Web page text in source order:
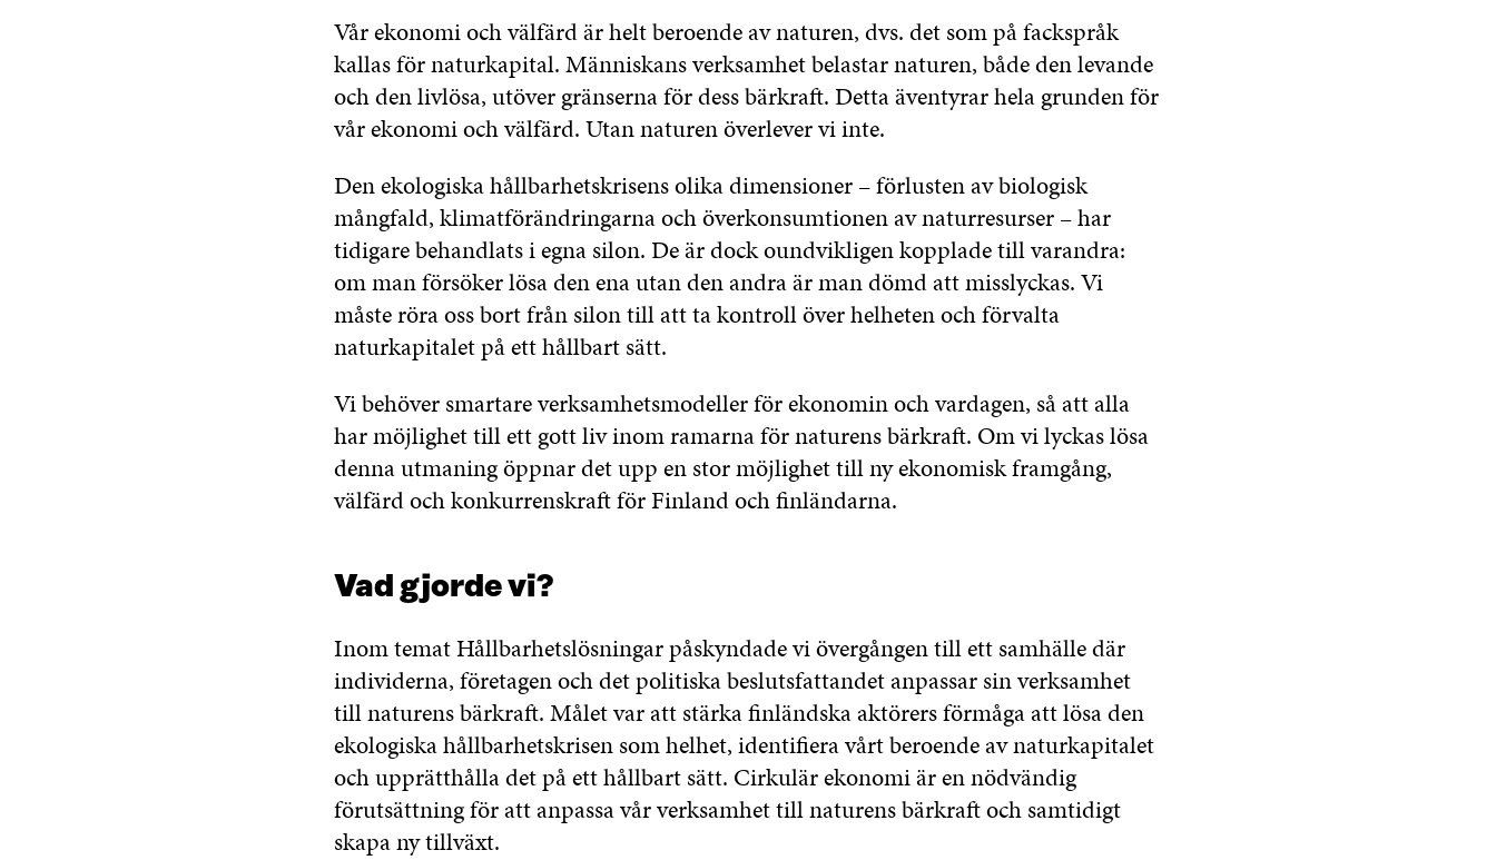
Vår ekonomi och välfärd är helt beroende av naturen, dvs. det som på fackspråk
kallas för naturkapital. Människans verksamhet belastar naturen, både den levande
och den livlösa, utöver gränserna för dess bärkraft. Detta äventyrar hela grunden för
vår ekonomi och välfärd. Utan naturen överlever vi inte.
Den ekologiska hållbarhetskrisens olika dimensioner – förlusten av biologisk
mångfald, klimatförändringarna och överkonsumtionen av naturresurser – har
tidigare behandlats i egna silon. De är dock oundvikligen kopplade till varandra:
om man försöker lösa den ena utan den andra är man dömd att misslyckas. Vi
måste röra oss bort från silon till att ta kontroll över helheten och förvalta
naturkapitalet på ett hållbart sätt.
Vi behöver smartare verksamhetsmodeller för ekonomin och vardagen, så att alla
har möjlighet till ett gott liv inom ramarna för naturens bärkraft. Om vi lyckas lösa
denna utmaning öppnar det upp en stor möjlighet till ny ekonomisk framgång,
välfärd och konkurrenskraft för Finland och finländarna.
Vad gjorde vi?
Inom temat Hållbarhetslösningar påskyndade vi övergången till ett samhälle där
individerna, företagen och det politiska beslutsfattandet anpassar sin verksamhet
till naturens bärkraft. Målet var att stärka finländska aktörers förmåga att lösa den
ekologiska hållbarhetskrisen som helhet, identifiera vårt beroende av naturkapitalet
och upprätthålla det på ett hållbart sätt. Cirkulär ekonomi är en nödvändig
förutsättning för att anpassa vår verksamhet till naturens bärkraft och samtidigt
skapa ny tillväxt.